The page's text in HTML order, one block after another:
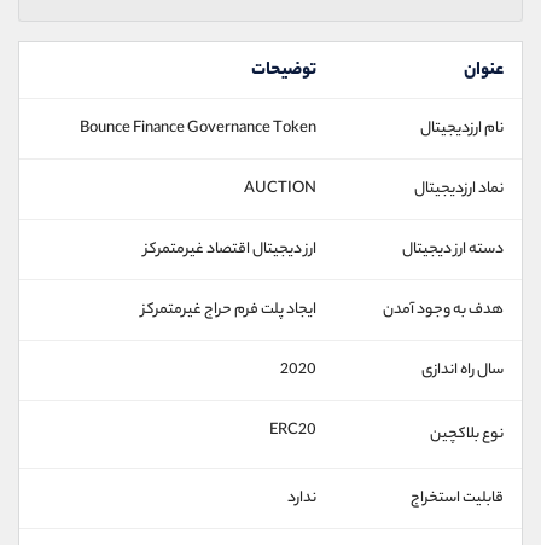
عنوان توضیحات
نام ارزدیجیتال Bounce Finance Governance Token
نماد ارزدیجیتال AUCTION
دسته ارز دیجیتال ارز دیجیتال اقتصاد غیرمتمرکز
هدف به وجود آمدن ایجاد پلت فرم حراج غیرمتمرکز
سال راه اندازی 2020
نوع بلاکچین ERC20
قابلیت استخراج ندارد